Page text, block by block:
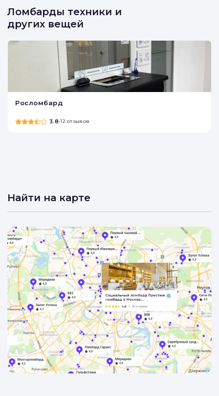
Ломбарды техники и
других вещей
Росломбард
3.8•12 отзывов
Найти на карте